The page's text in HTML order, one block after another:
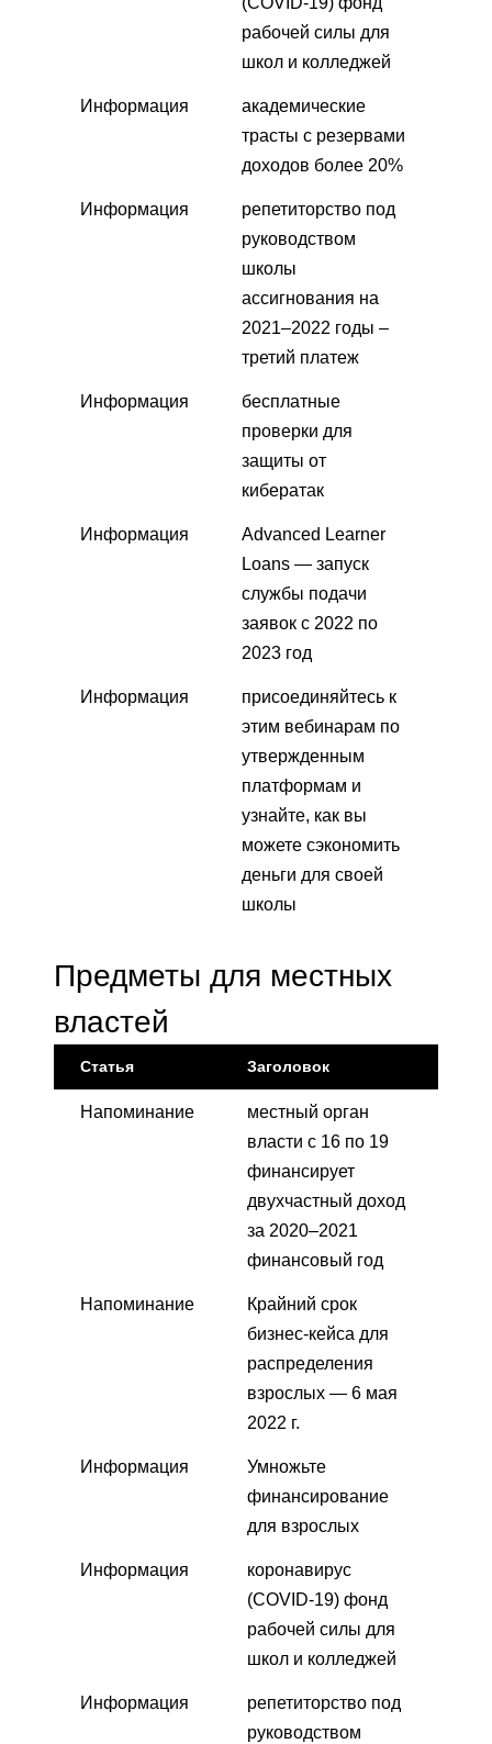
рабочей силы для
школ и колледжей
Информация
академические
трасты с резервами
доходов более 20%
Информация
репетиторство под
руководством
школы
ассигнования на
2021–2022 годы –
третий платеж
Информация
бесплатные
проверки для
защиты от
кибератак
Информация
Advanced Learner
Loans — запуск
службы подачи
заявок с 2022 по
2023 год
Информация
присоединяйтесь к
этим вебинарам по
утвержденным
платформам и
узнайте, как вы
можете сэкономить
деньги для своей
школы
Предметы для местных
властей
Статья Заголовок
Напоминание
местный орган
власти с 16 по 19
финансирует
двухчастный доход
за 2020–2021
финансовый год
Напоминание
Крайний срок
бизнес-кейса для
распределения
взрослых — 6 мая
2022 г.
Информация
Умножьте
финансирование
для взрослых
Информация
коронавирус
(COVID-19) фонд
рабочей силы для
школ и колледжей
Информация
репетиторство под
руководством